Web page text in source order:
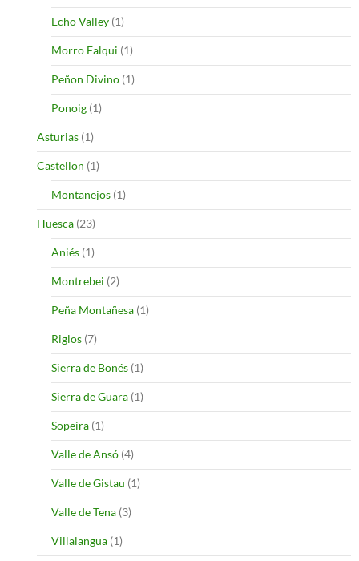
Echo Valley (1)
Morro Falqui (1)
Peñon Divino (1)
Ponoig (1)
Asturias (1)
Castellon (1)
Montanejos (1)
Huesca (23)
Aniés (1)
Montrebei (2)
Peña Montañesa (1)
Riglos (7)
Sierra de Bonés (1)
Sierra de Guara (1)
Sopeira (1)
Valle de Ansó (4)
Valle de Gistau (1)
Valle de Tena (3)
Villalangua (1)